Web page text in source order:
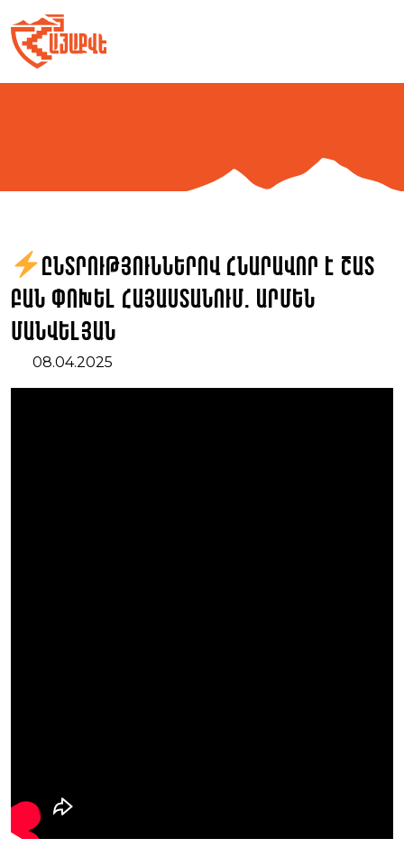
to
content
Ընտրություններով հնարավոր է շատ
բան փոխել Հայաստանում. Արմեն
Մանվելյան
08.04.2025